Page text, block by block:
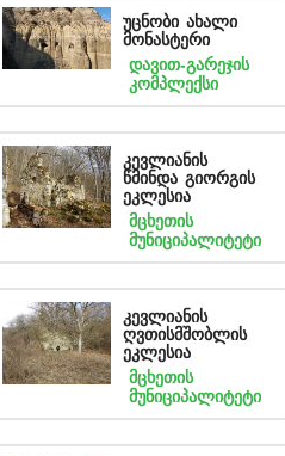
უცნობი ახალი
მონასტერი
დავით-გარეჯის
კომპლექსი
კევლიანის
წმინდა გიორგის
ეკლესია
მცხეთის
მუნიციპალიტეტი
კევლიანის
ღვთისმშობლის
ეკლესია
მცხეთის
მუნიციპალიტეტი